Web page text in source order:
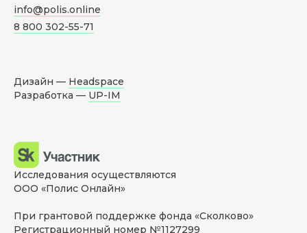
info@polis.online
8 800 302-55-71
Дизайн — Headspace
Разработка — UP-IM
Исследования осуществляются
ООО «Полис Онлайн»
При грантовой поддержке фонда «Сколково»
Регистрационный номер №1127299